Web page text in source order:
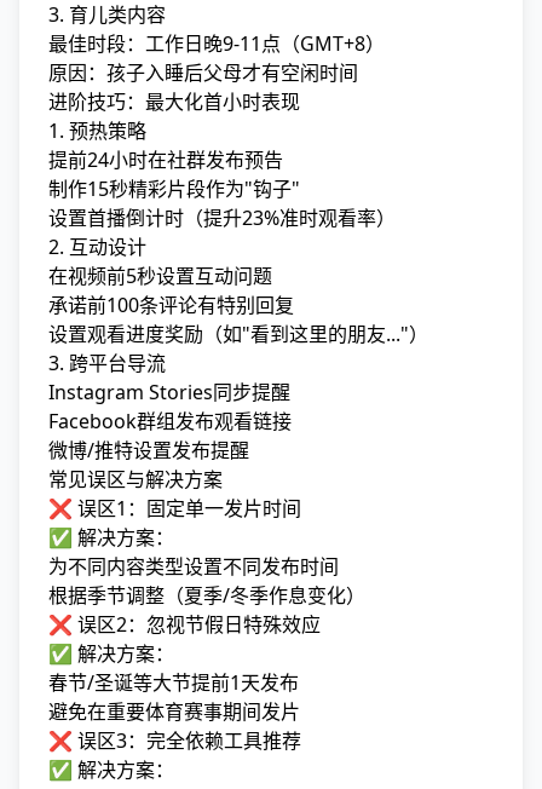
3. 育儿类内容
最佳时段：工作日晚9-11点（GMT+8）
原因：孩子入睡后父母才有空闲时间
进阶技巧：最大化首小时表现
1. 预热策略
提前24小时在社群发布预告
制作15秒精彩片段作为"钩子"
设置首播倒计时（提升23%准时观看率）
2. 互动设计
在视频前5秒设置互动问题
承诺前100条评论有特别回复
设置观看进度奖励（如"看到这里的朋友..."）
3. 跨平台导流
Instagram Stories同步提醒
Facebook群组发布观看链接
微博/推特设置发布提醒
常见误区与解决方案
❌ 误区1：固定单一发片时间
✅ 解决方案：
为不同内容类型设置不同发布时间
根据季节调整（夏季/冬季作息变化）
❌ 误区2：忽视节假日特殊效应
✅ 解决方案：
春节/圣诞等大节提前1天发布
避免在重要体育赛事期间发片
❌ 误区3：完全依赖工具推荐
✅ 解决方案：